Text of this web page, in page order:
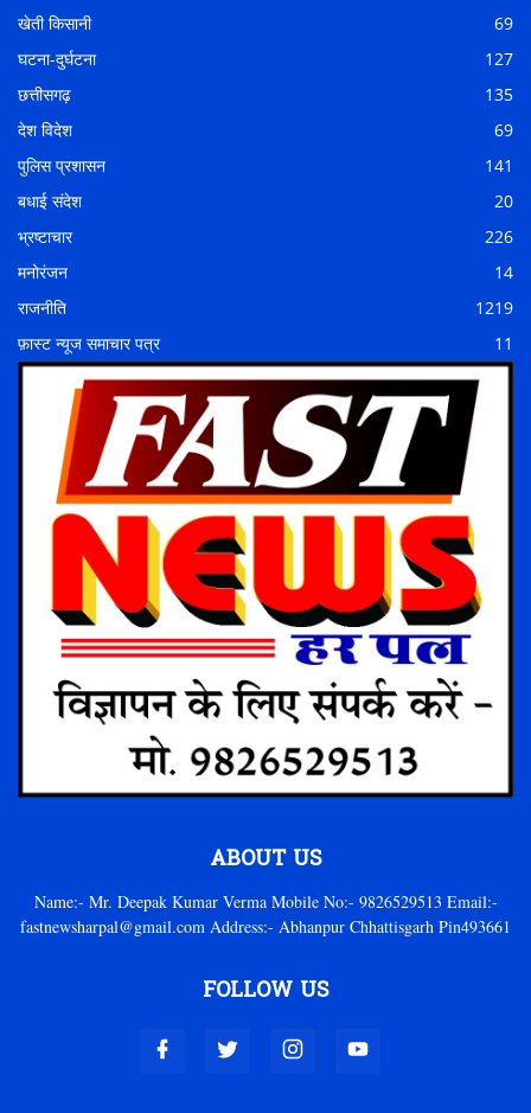
खेती किसानी
69
घटना-दुर्घटना
127
छत्तीसगढ़
135
देश विदेश
69
पुलिस प्रशासन
141
बधाई संदेश
20
भ्रष्टाचार
226
मनोरंजन
14
राजनीति
1219
फ़ास्ट न्यूज समाचार पत्र
11
ABOUT US
Name:- Mr. Deepak Kumar Verma Mobile No:- 9826529513 Email:-
fastnewsharpal@gmail.com Address:- Abhanpur Chhattisgarh Pin493661
FOLLOW US